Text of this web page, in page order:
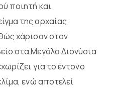
ποιητή και
της αρχαίας
χάρισαν στον
στα Μεγάλα Διονύσια
για το έντονο
ενώ αποτελεί